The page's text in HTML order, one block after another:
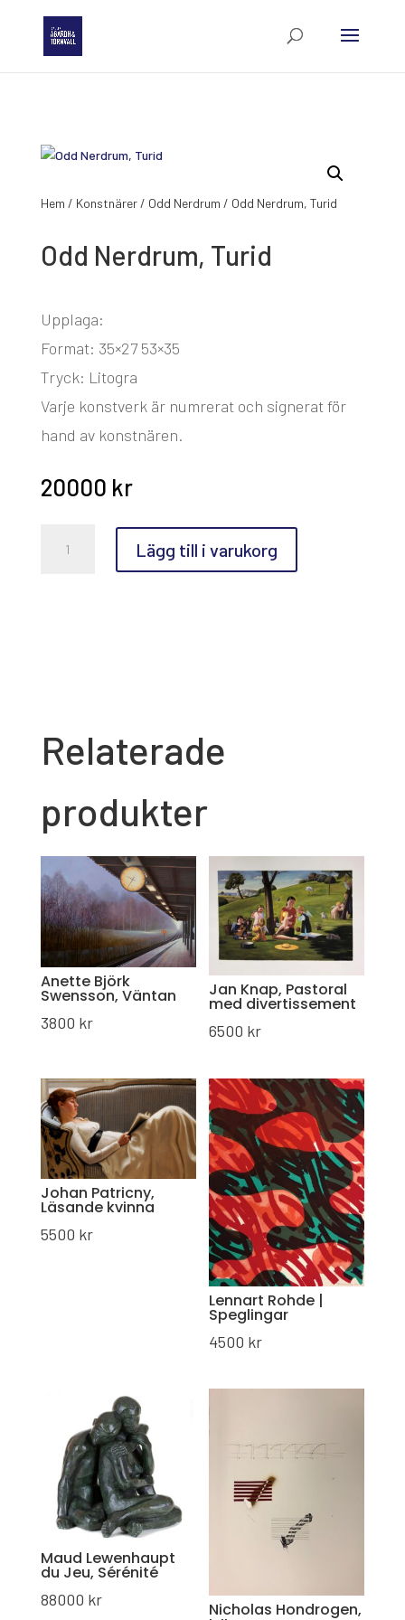
Hem / Konstnärer/ Odd Nerdrum / Odd Nerdrum, Turid
Odd Nerdrum, Turid
Upplaga:
Format: 35×27 53×35
Tryck: Litogra
Varje konstverk är numrerat och signerat för
hand av konstnären.
20000 kr
Nerdrum,
Lägg till i varukorg
Relaterade
produkter
Anette Björk
Swensson, Väntan
3800 kr
Jan Knap, Pastoral
med divertissement
6500 kr
Johan Patricny,
Läsande kvinna
5500 kr
Lennart Rohde |
Speglingar
4500 kr
Maud Lewenhaupt
du Jeu, Sérénité
88000 kr Nicholas Hondrogen,